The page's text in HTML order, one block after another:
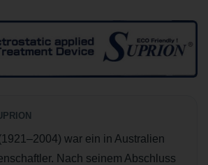
war ein in Australien
Nach seinem Abschluss